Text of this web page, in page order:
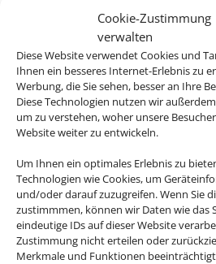
Cookie-Zustimmung
verwalten
Diese Website verwendet Cookies und
Ihnen ein besseres Internet-Erlebnis zu
Werbung, die Sie sehen, besser an Ihre
Diese Technologien nutzen wir
um zu verstehen, woher unsere
Website weiter zu entwickeln.
Um Ihnen ein optimales Erlebnis zu
Technologien wie Cookies, um
und/oder darauf zuzugreifen. Wenn Sie
zustimmmen, können wir Daten wie das
eindeutige IDs auf dieser Website
Zustimmung nicht erteilen oder
Merkmale und Funktionen
ab 1.012 €
p.P.